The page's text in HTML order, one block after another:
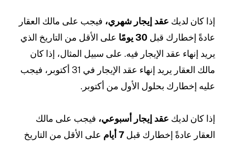
إذا كان لديك عقد إيجار شهري، فيجب على مالك العقار
عادةً إخطارك قبل 30 يومًا
على الأقل من التاريخ الذي
يريد إنهاء عقد الإيجار فيه. على سبيل المثال، إذا كان
مالك العقار يريد إنهاء عقد الإيجار في 31 أكتوبر، فيجب
عليه إخطارك بحلول الأول من أكتوبر.
إذا كان لديك عقد إيجار أسبوعي، فيجب على مالك
العقار عادةً إخطارك قبل 7 أيام
على الأقل من التاريخ